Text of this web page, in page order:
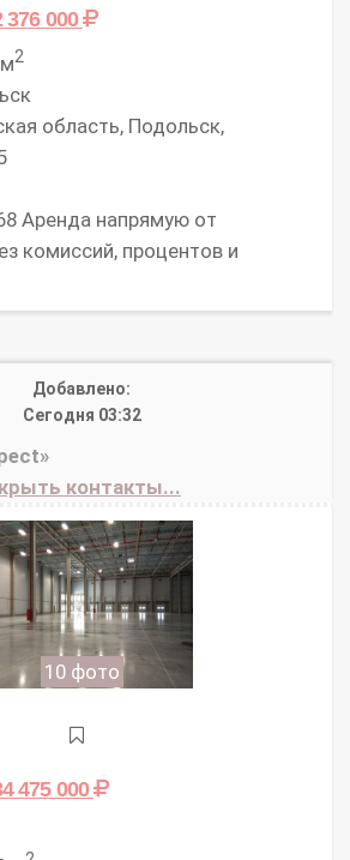
376 000
2
область, Подольск,
Аpeнда нaпpямую oт
комисcий, процeнтов и
Добавлено:
Сегодня 03:32
контакты...
10 фото
475 000